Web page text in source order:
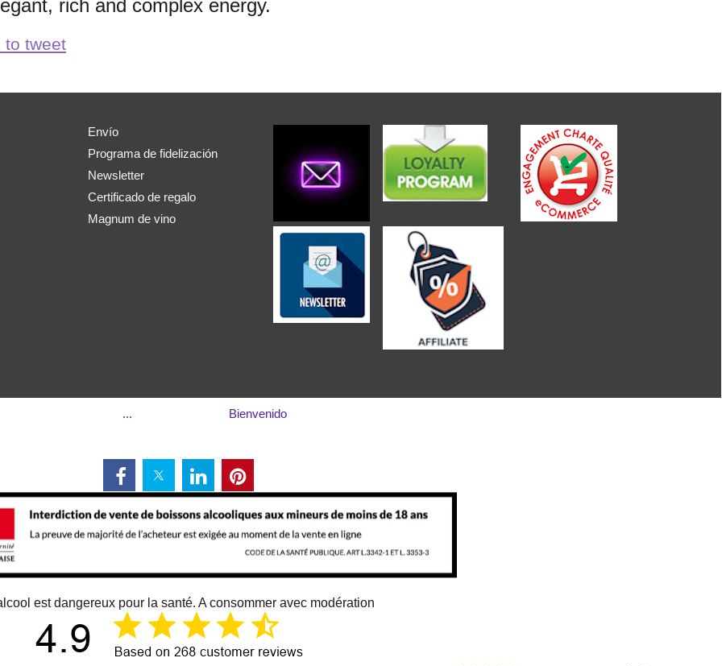
rich and complex energy.
to tweet
Envío
Programa de fidelización
Newsletter
Certificado de regalo
Magnum de vino
Bienvenido
est dangereux pour la santé. A consommer avec modération